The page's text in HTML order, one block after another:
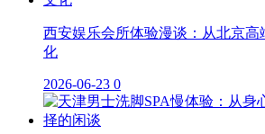
西安娱乐会所体验漫谈：从北京高
化
2026-06-23 0